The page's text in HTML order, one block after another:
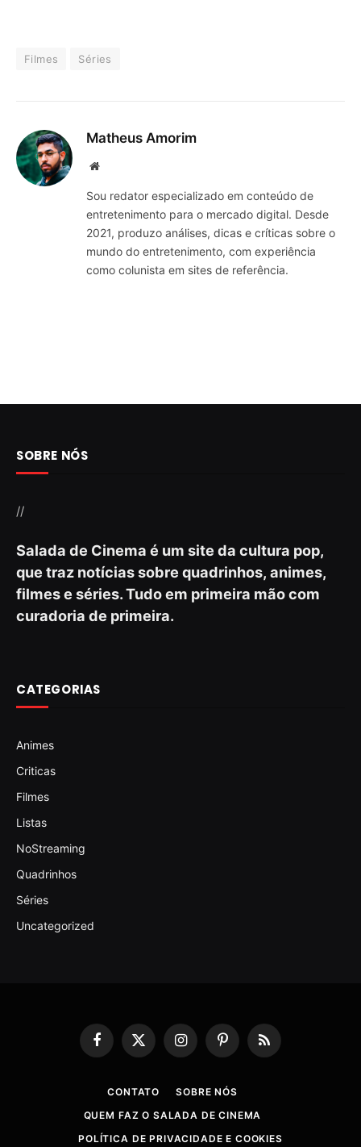
Filmes Séries
Matheus Amorim
Website
Sou redator especializado em conteúdo de
entretenimento para o mercado digital. Desde
2021, produzo análises, dicas e críticas sobre o
mundo do entretenimento, com experiência
como colunista em sites de referência.
SOBRE NÓS
//
Salada de Cinema é um site da cultura pop,
que traz notícias sobre quadrinhos, animes,
filmes e séries. Tudo em primeira mão com
curadoria de primeira.
CATEGORIAS
Animes
Criticas
Filmes
Listas
NoStreaming
Quadrinhos
Séries
Uncategorized
Facebook
X
(Twitter)
InstagramPinterestRSS
CONTATO
SOBRE NÓS
QUEM FAZ O SALADA DE CINEMA
POLÍTICA DE PRIVACIDADE E COOKIES